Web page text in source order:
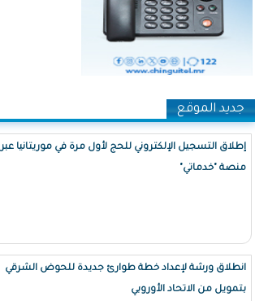
جديد الموقع
إطلاق التسجيل الإلكتروني للحج لأول مرة في موريتانيا عبر
منصة "خدماتي"
انطلاق ورشة لإعداد خطة طوارئ جديدة للحوض الشرقي
بتمويل من الاتحاد الأوروبي